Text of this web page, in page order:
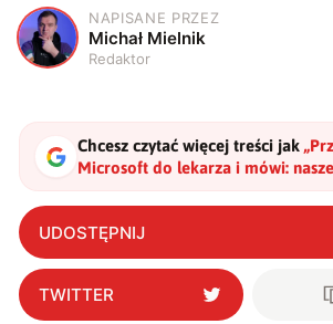
M
NAPISANE PRZEZ
Michał Mielnik
Redaktor
Chcesz czytać więcej treści jak „
Microsoft do lekarza i mówi:
pacjentów lepiej"?
UDOSTĘPNIJ
TWITTER